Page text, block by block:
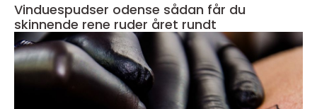
Vinduespudser odense sådan får du
skinnende rene ruder året rundt